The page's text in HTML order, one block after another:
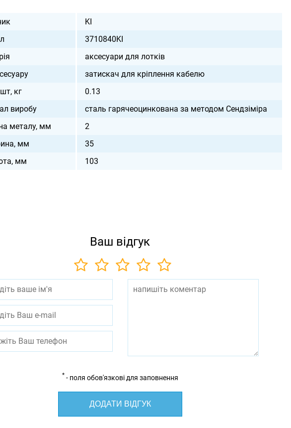
KI
3710840KI
аксесуари для лотків
затискач для кріплення кабелю
кг
0.13
виробу
сталь гарячеоцинкована за методом Сендзіміра
металу, мм
2
мм
35
мм
103
Ваш відгук
* - поля обов'язкові для заповнення
ДОДАТИ ВІДГУК